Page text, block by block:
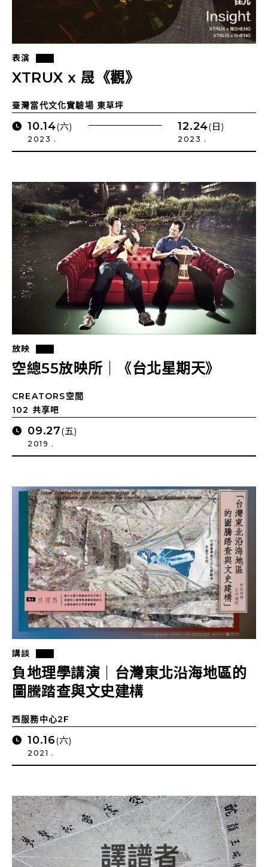
表演
XTRUX x 晟《觀》
臺灣當代文化實驗場 東草坪
10.14(六)
2023 .
12.24(日)
2023 .
放映
空總55放映所｜《台北星期天》
CREATORS空間
102 共享吧
09.27(五)
2019 .
講談
負地理學講演｜台灣東北沿海地區的
圖騰踏查與文史建構
西服務中心2F
10.16(六)
2021 .